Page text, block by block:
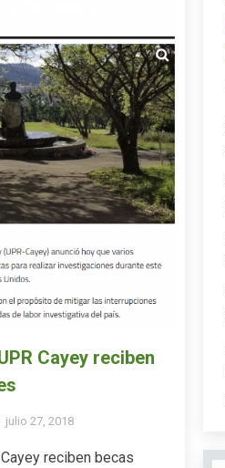
Cayey reciben
julio 27, 2018
reciben becas